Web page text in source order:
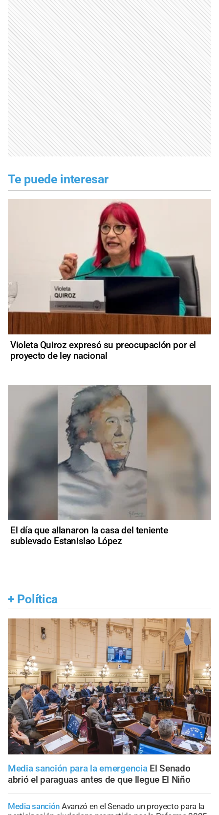
Te puede interesar
Violeta Quiroz expresó su preocupación por el
proyecto de ley nacional
El día que allanaron la casa del teniente
sublevado Estanislao López
+ Política
Media sanción para la emergencia El Senado
abrió el paraguas antes de que llegue El Niño
Media sanción Avanzó en el Senado un proyecto para la